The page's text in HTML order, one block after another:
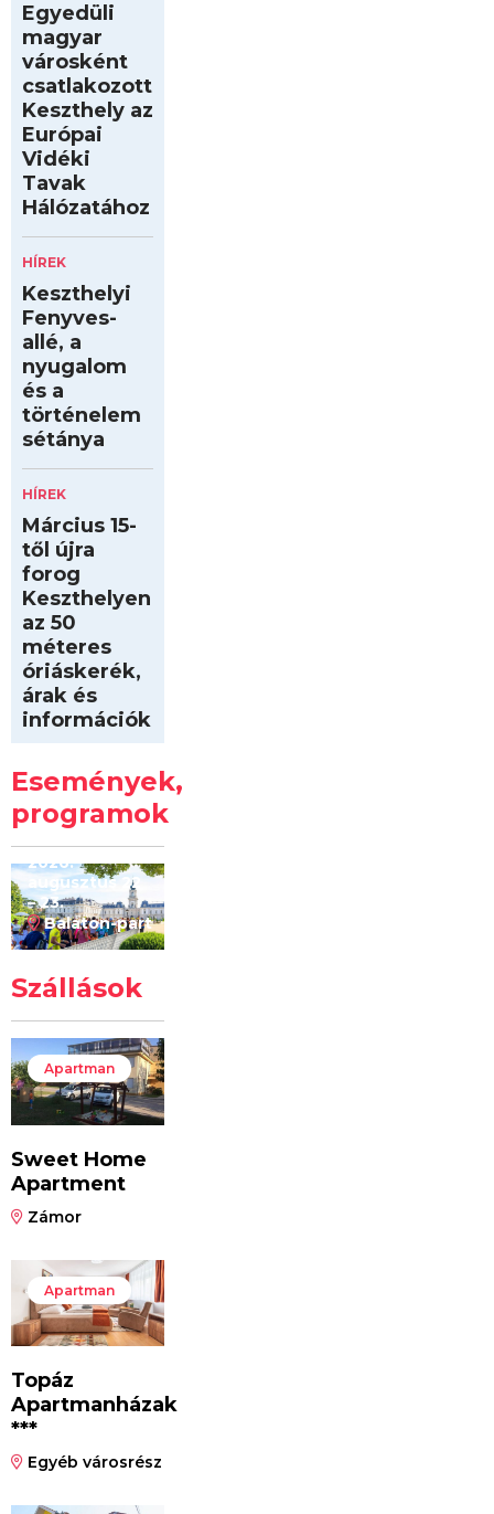
Egyedüli
magyar
városként
csatlakozott
Keszthely az
Európai
Vidéki
Tavak
Hálózatához
HÍREK
Keszthelyi
Fenyves-
allé, a
nyugalom
és a
történelem
sétánya
HÍREK
Március 15-
től újra
forog
Keszthelyen
az 50
méteres
óriáskerék,
árak és
információk
Események,
programok
Kilóméterek
2026
2026.
augusztus 22
– 23.
Balaton-part
Szállások
Apartman
Sweet Home
Apartment
Zámor
Apartman
Topáz
Apartmanházak
***
Egyéb városrész